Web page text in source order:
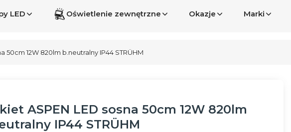
LED Oświetlenie zewnętrzne Okazje Marki
50cm 12W 820lm b.neutralny IP44 STRÜHM
ASPEN LED sosna 50cm 12W 820lm
IP44 STRÜHM